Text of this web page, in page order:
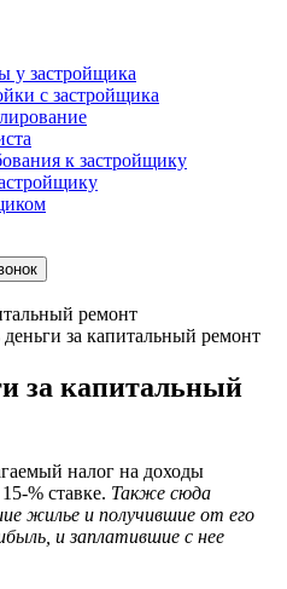
у застройщика
с застройщика
к застройщику
за капитальный ремонт
за капитальный
налог на доходы
% ставке. Также сюда
жилье и получившие от его
и заплатившие с нее